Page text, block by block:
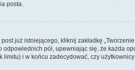
posta.
już istniejącego, kliknij zakładkę
odpowiednich pól, upewniając się, że każda
i w końcu zadecydować, czy